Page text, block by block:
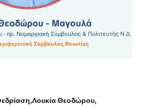
Λουκία Θεοδώρου